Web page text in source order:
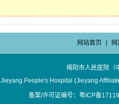
网站首页
揭阳市人民医院
Jieyang People's Hospital (Jieyang
备案/许可证编号：粤ICP备